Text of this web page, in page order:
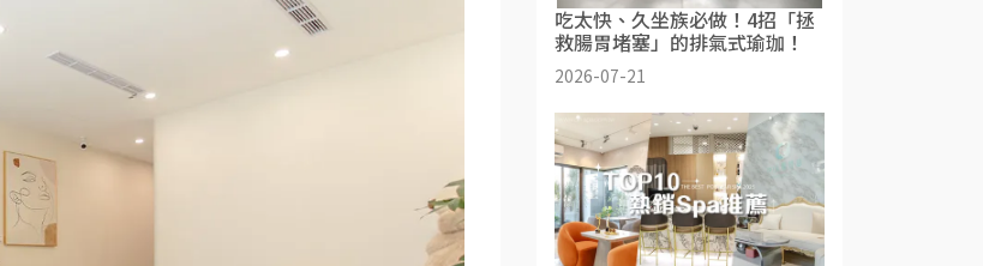
吃太快、久坐族必做！4招「拯
救腸胃堵塞」的排氣式瑜珈！
2026-07-21